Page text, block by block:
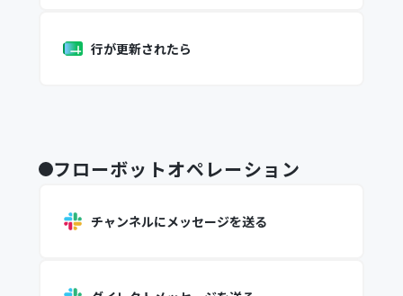
行が更新されたら
フローボットオペレーション
チャンネルにメッセージを送る